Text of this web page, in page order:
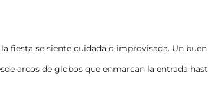
fiesta se siente cuidada o improvisada. Un
arcos de globos que enmarcan la entrada